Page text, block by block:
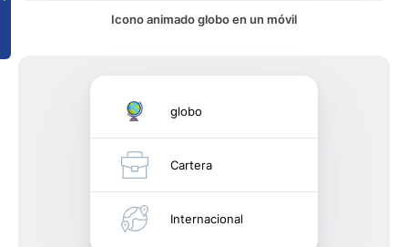
Icono animado globo en un móvil
globo
Cartera
Internacional